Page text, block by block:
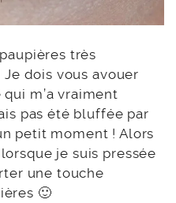
très
dois vous avouer
m’a vraiment
pas été bluffée par
petit moment ! Alors
je suis pressée
une touche
🙂